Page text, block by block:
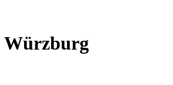
Würzburg